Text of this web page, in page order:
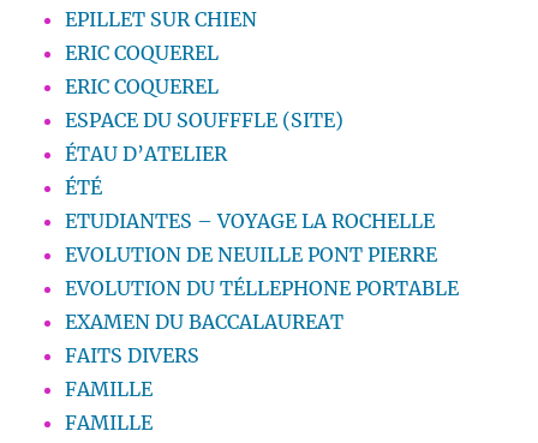
EPILLET SUR CHIEN
ERIC COQUEREL
ERIC COQUEREL
ESPACE DU SOUFFFLE (SITE)
ÉTAU D’ATELIER
ÉTÉ
ETUDIANTES – VOYAGE LA ROCHELLE
EVOLUTION DE NEUILLE PONT PIERRE
EVOLUTION DU TÉLLEPHONE PORTABLE
EXAMEN DU BACCALAUREAT
FAITS DIVERS
FAMILLE
FAMILLE